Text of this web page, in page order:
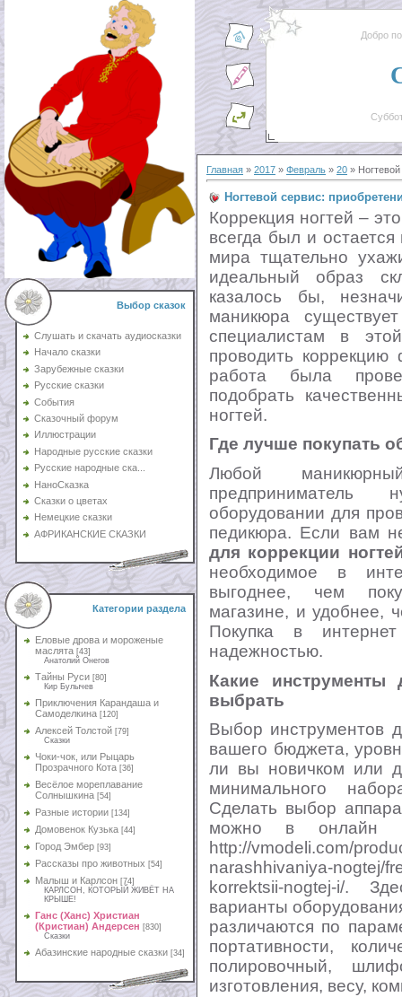
Выбор сказок
Слушать и скачать аудиосказки
Начало сказки
Зарубежные сказки
Русские сказки
События
Сказочный форум
Иллюстрации
Народные русские сказки
Русские народные ска...
НаноСказка
Сказки о цветах
Немецкие сказки
АФРИКАНСКИЕ СКАЗКИ
Категории раздела
Еловые дрова и мороженые
маслята [43]
Анатолий Онегов
Тайны Руси [80]
Кир Булычев
Приключения Карандаша и
Самоделкина [120]
Алексей Толстой [79]
Сказки
Чоки-чок, или Рыцарь
Прозрачного Кота [36]
Весёлое мореплавание
Солнышкина [54]
Разные истории [134]
Домовенок Кузька [44]
Город Эмбер [93]
Рассказы про животных [54]
Малыш и Карлсон [74]
КАРЛСОН, КОТОРЫЙ ЖИВЁТ НА
КРЫШЕ!
Ганс (Ханс) Христиан
(Кристиан) Андерсен [830]
Сказки
Абазинские народные сказки [34]
Добро
Главная » 2017 » Февраль » 20 »
Ногтевой сервис:
Коррекция ногтей –
всегда был и
мира тщательно
идеальный образ
казалось бы,
маникюра
специалистам в
проводить
работа была
подобрать
ногтей.
Где лучше покупать
Любой
предприниматель
оборудовании для
педикюра. Если вам
для коррекции
необходимое в
выгоднее, чем
магазине, и удобнее,
Покупка в
надежностью.
Какие инструменты
выбрать
Выбор инструментов
вашего бюджета,
ли вы новичком или
минимального
Сделать выбор
можно в онлайн
http://vmodeli.com/
narashhivaniya-nogtej/
korrektsii-nogtej-i/.
варианты
различаются по
портативности,
полировочный,
изготовления, весу,